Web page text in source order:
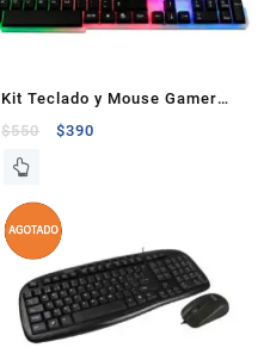
Kit Teclado y Mouse Gamer
Balam Rush Vortex
$550 $390